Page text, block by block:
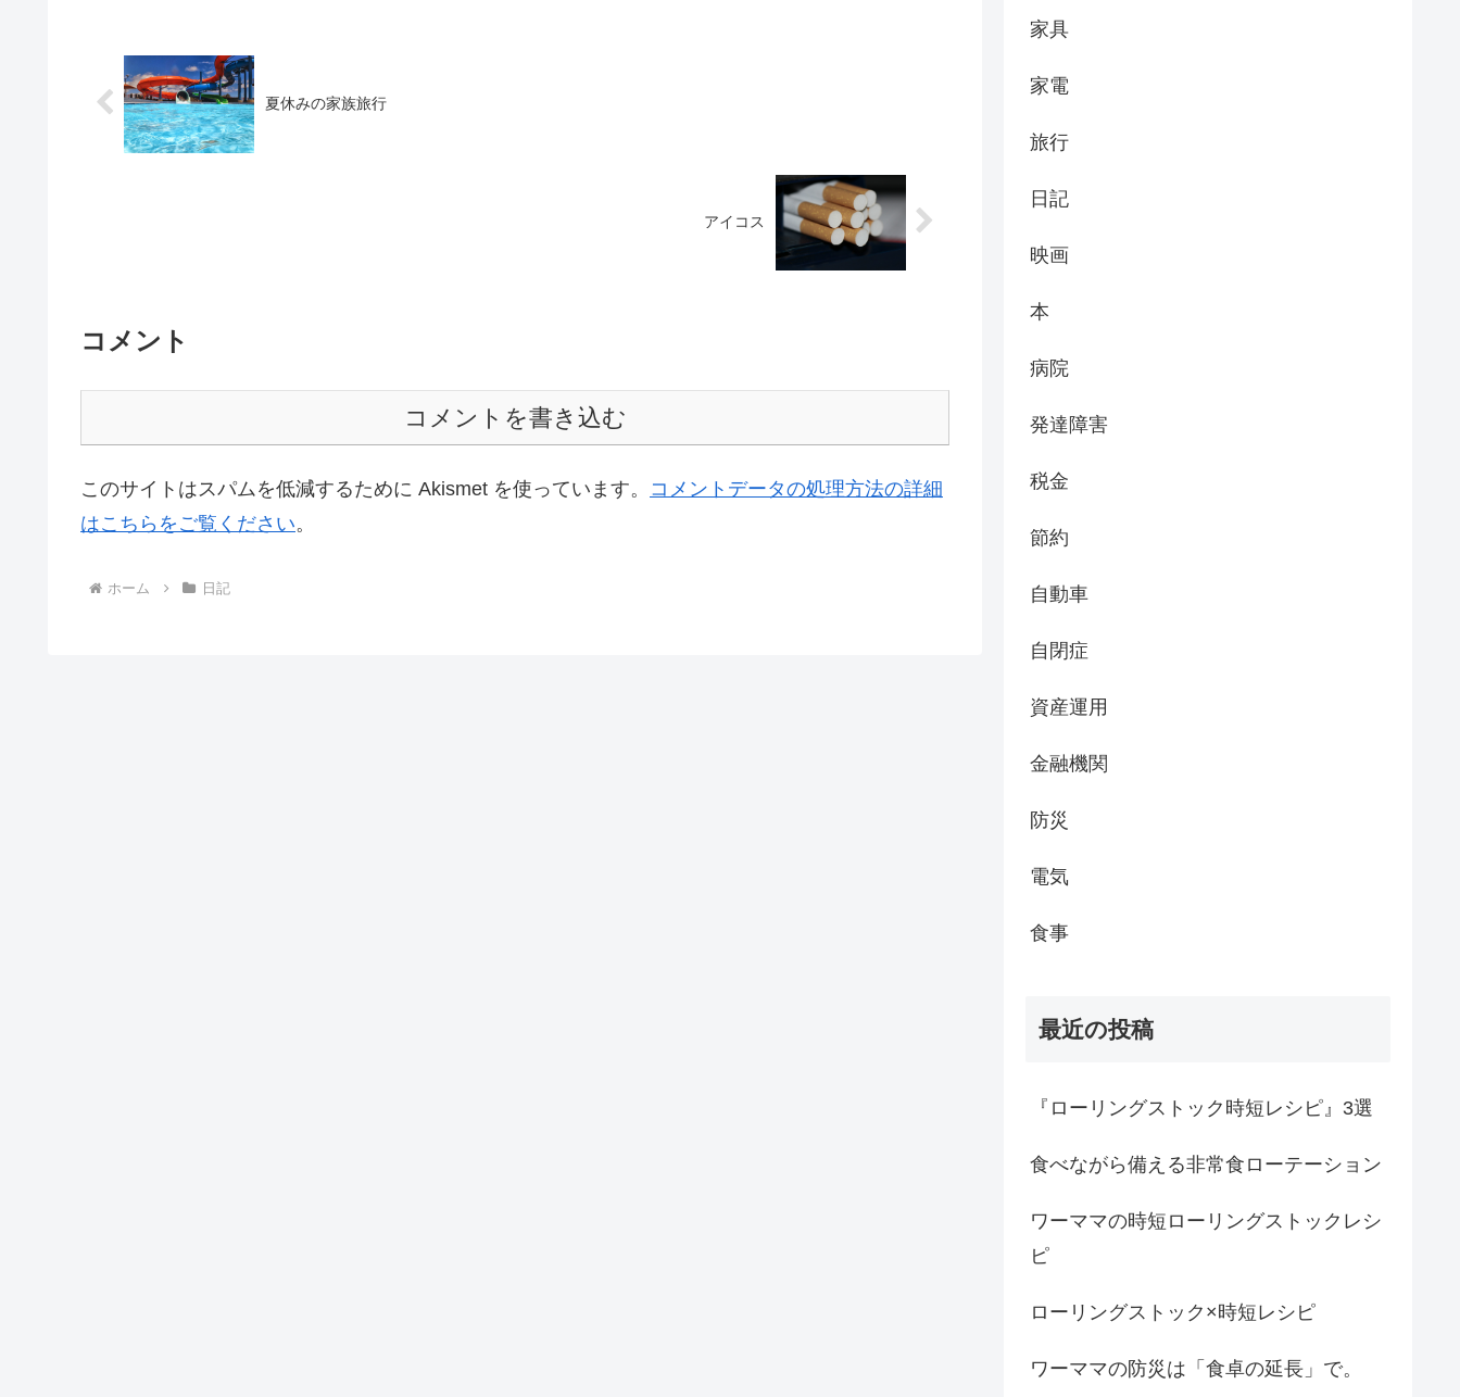
夏休みの家族旅行
アイコス
コメント
コメントを書き込む
このサイトはスパムを低減するために Akismet を使っています。 コメントデータの処理方法の詳細
はこちらをご覧ください。
ホーム 日記
家具
家電
旅行
日記
映画
本
病院
発達障害
税金
節約
自動車
自閉症
資産運用
金融機関
防災
電気
食事
最近の投稿
『ローリングストック時短レシピ』3選
食べながら備える非常食ローテーション
ワーママの時短ローリングストックレシ
ピ
ローリングストック×時短レシピ
ワーママの防災は「食卓の延長」で。